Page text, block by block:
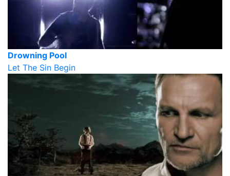
Drowning Pool
Let The Sin Begin